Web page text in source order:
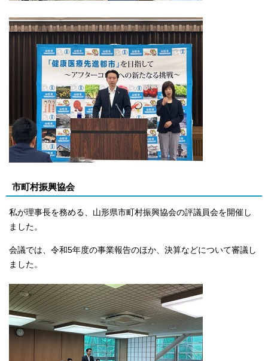
市町村振興協会
私が理事長を務める、山形県市町村振興協会の評議員会を開催し
ました。
会議では、令和5年度の事業報告のほか、決算などについて審議し
ました。